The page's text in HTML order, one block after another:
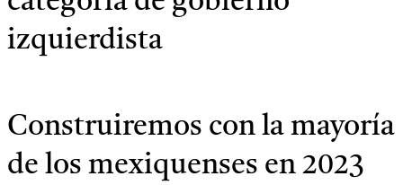
izquierdista
Construiremos con la mayoría
de los mexiquenses en 2023